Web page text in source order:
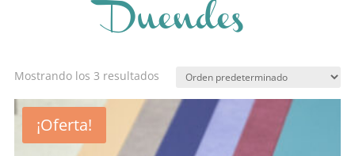
Duendes
Mostrando los 3 resultados
¡Oferta!